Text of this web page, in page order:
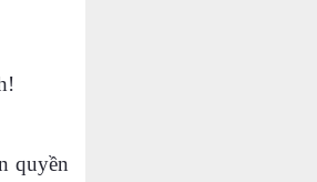
quyền